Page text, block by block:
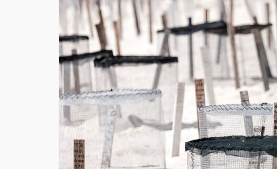
mantenimiento y
rehabilitación de calles en
Cancún
46 minutos ago 29